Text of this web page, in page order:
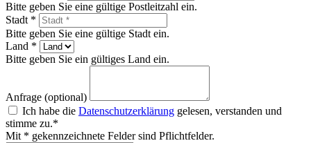
Bitte geben Sie eine gültige Postleitzahl ein.
Stadt *
Bitte geben Sie eine gültige Stadt ein.
Land *
Bitte geben Sie ein gültiges Land ein.
Anfrage (optional)
Ich habe die Datenschutzerklärung gelesen, verstanden und
stimme zu.*
Mit * gekennzeichnete Felder sind Pflichtfelder.